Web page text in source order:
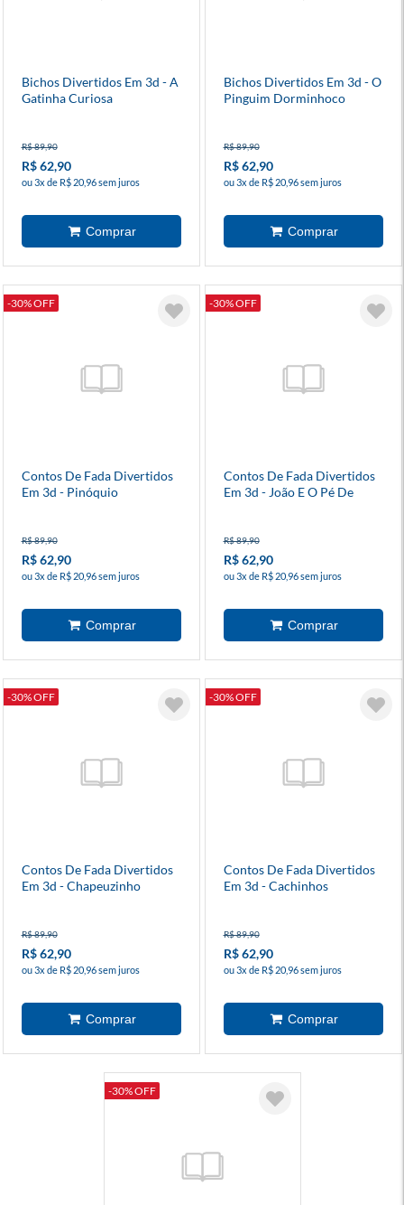
Bichos Divertidos Em 3d - A
Gatinha Curiosa
R$ 89,90
R$ 62,90
ou 3x de R$ 20,96 sem juros
Bichos Divertidos Em 3d - O
Pinguim Dorminhoco
R$ 89,90
R$ 62,90
ou 3x de R$ 20,96 sem juros
-30% OFF
Contos De Fada Divertidos
Em 3d - Pinóquio
R$ 89,90
R$ 62,90
ou 3x de R$ 20,96 sem juros
-30% OFF
Contos De Fada Divertidos
Em 3d - João E O Pé De
R$ 89,90
R$ 62,90
ou 3x de R$ 20,96 sem juros
-30% OFF
Contos De Fada Divertidos
Em 3d - Chapeuzinho
R$ 89,90
R$ 62,90
ou 3x de R$ 20,96 sem juros
-30% OFF
Contos De Fada Divertidos
Em 3d - Cachinhos
R$ 89,90
R$ 62,90
ou 3x de R$ 20,96 sem juros
-30% OFF